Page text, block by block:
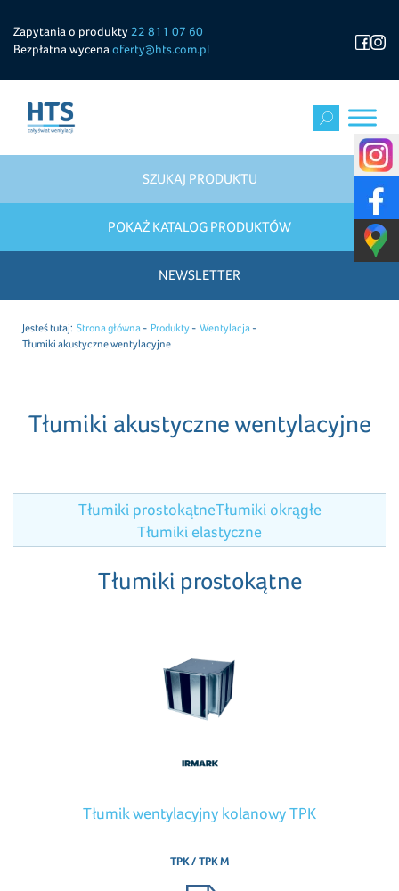
Zapytania o produkty 22 811 07 60
Bezpłatna wycena oferty@hts.com.pl
SZUKAJ PRODUKTU
POKAŻ KATALOG PRODUKTÓW
NEWSLETTER
Jesteś tutaj: Strona główna Produkty
Wentylacja
Tłumiki akustyczne wentylacyjne
Tłumiki akustyczne wentylacyjne
Tłumiki prostokątneTłumiki okrągłe
Tłumiki elastyczne
Tłumiki prostokątne
Tłumik wentylacyjny kolanowy TPK
TPK / TPK M